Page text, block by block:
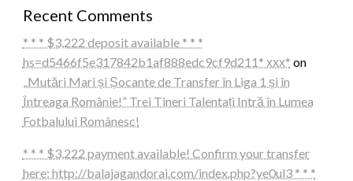
Recent Comments
* * * $3,222 deposit available * * *
hs=d5466f5e317842b1af888edc9cf9d211* ххх* on
„Mutări Mari și Șocante de Transfer în Liga 1 și în
Întreaga Românie!” Trei Tineri Talentați Intră în Lumea
Fotbalului Românesc!
* * * $3,222 payment available! Confirm your transfer
here: http://balajagandorai.com/index.php?ye0ul3 * * *